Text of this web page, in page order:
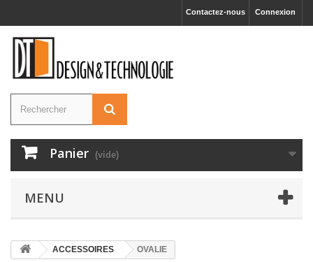
Connexion
Contactez-nous
Panier (vide)
MENU
ACCESSOIRES OVALIE